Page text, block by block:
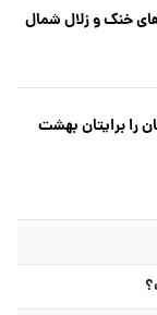
خنک و زلال شمال
را برایتان بهشت